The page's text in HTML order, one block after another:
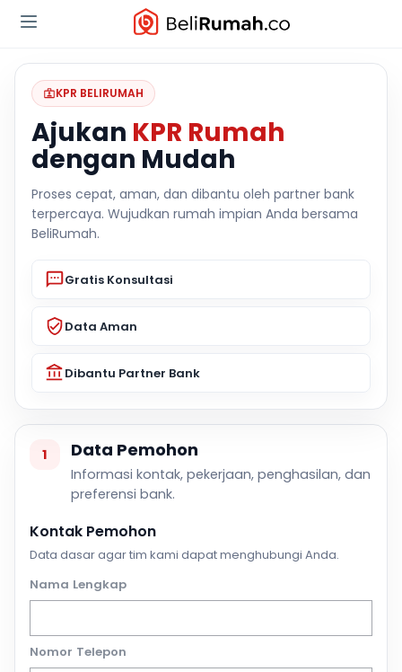
KPR BELIRUMAH
Ajukan KPR Rumah
dengan Mudah
Proses cepat, aman, dan dibantu oleh partner bank
terpercaya. Wujudkan rumah impian Anda bersama
BeliRumah.
Gratis Konsultasi
Data Aman
Dibantu Partner Bank
1 Data Pemohon
Informasi kontak, pekerjaan, penghasilan, dan
preferensi bank.
Kontak Pemohon
Data dasar agar tim kami dapat menghubungi Anda.
Nama Lengkap
Nomor Telepon